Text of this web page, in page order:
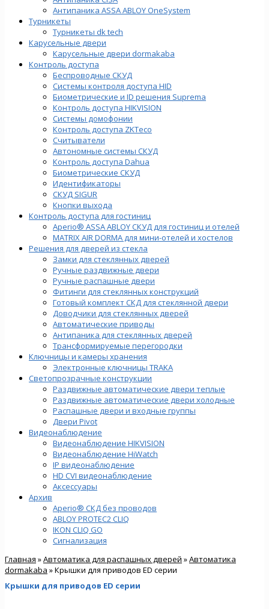
Антипаника ASSA ABLOY OneSystem
Турникеты
Турникеты dk tech
Карусельные двери
Карусельные двери dormakaba
Контроль доступа
Беспроводные СКУД
Системы контроля доступа HID
Биометрические и ID решения Suprema
Контроль доступа HIKVISION
Системы домофонии
Контроль доступа ZKTeco
Считыватели
Автономные системы СКУД
Контроль доступа Dahua
Биометрические СКУД
Идентификаторы
СКУД SIGUR
Кнопки выхода
Контроль доступа для гостиниц
Aperio® ASSA ABLOY СКУД для гостиниц и отелей
MATRIX AIR DORMA для мини-отелей и хостелов
Решения для дверей из стекла
Замки для стеклянных дверей
Ручные раздвижные двери
Ручные распашные двери
Фитинги для стеклянных конструкций
Готовый комплект СКД для стеклянной двери
Доводчики для стеклянных дверей
Автоматические приводы
Антипаника для стеклянных дверей
Трансформируемые перегородки
Ключницы и камеры хранения
Электронные ключницы TRAKA
Светопрозрачные конструкции
Раздвижные автоматические двери теплые
Раздвижные автоматические двери холодные
Распашные двери и входные группы
Двери Pivot
Видеонаблюдение
Видеонаблюдение HIKVISION
Видеонаблюдение HiWatch
IP видеонаблюдение
HD CVI видеонаблюдение
Аксессуары
Архив
Aperio® СКД без проводов
ABLOY PROTEC2 CLIQ
IKON CLIQ GO
Сигнализация
Главная »Автоматика для распашных дверей »Автоматика
dormakaba » Крышки для приводов ED серии
Крышки для приводов ED серии